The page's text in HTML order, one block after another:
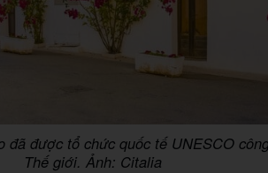
đã được tổ chức quốc tế UNESCO
Thế giới. Ảnh: Citalia